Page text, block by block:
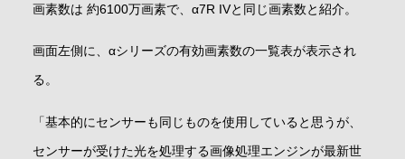
画素数は 約6100万画素で、α7R IVと同じ画素数と紹介。
画面左側に、αシリーズの有効画素数の一覧表が表示され
る。
「基本的にセンサーも同じものを使用していると思うが、
センサーが受けた光を処理する画像処理エンジンが最新世